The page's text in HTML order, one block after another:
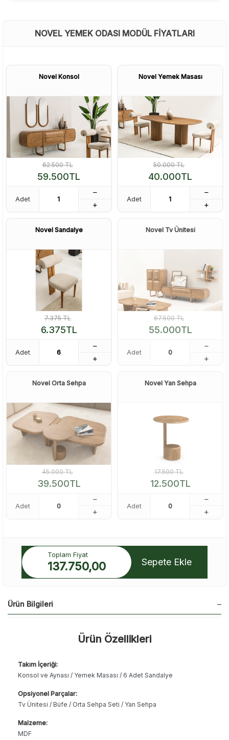
NOVEL YEMEK ODASI MODÜL FIYATLARI
Novel Konsol
62.500TL
59.500TL
Adet
Novel Yemek Masası
50.000TL
40.000TL
Adet
Novel Sandalye
7.375TL
6.375TL
Adet
Novel Tv Ünitesi
67.500TL
55.000TL
Adet
Novel Orta Sehpa
45.000TL
39.500TL
Adet
Novel Yan Sehpa
17.500TL
12.500TL
Adet
Toplam Fiyat
137.750,00 Sepete Ekle
Ürün Bilgileri
Ürün Özellikleri
Takım İçeriği:
Konsol ve Aynası / Yemek Masası / 6 Adet Sandalye
Opsiyonel Parçalar:
Tv Ünitesi / Büfe / Orta Sehpa Seti / Yan Sehpa
Malzeme:
MDF